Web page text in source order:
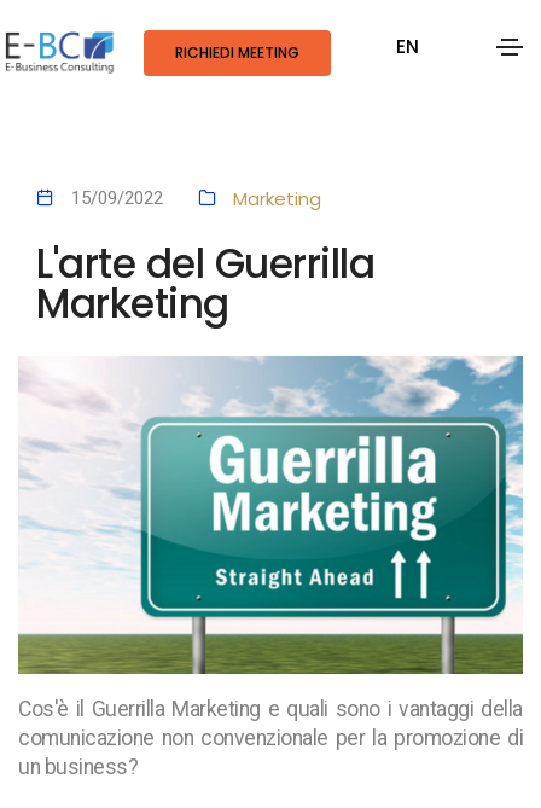
RICHIEDI MEETING EN
15/09/2022 Marketing
L'arte del Guerrilla
Marketing
Cos'è il Guerrilla Marketing e quali sono i vantaggi della
comunicazione non convenzionale per la promozione di
un business?